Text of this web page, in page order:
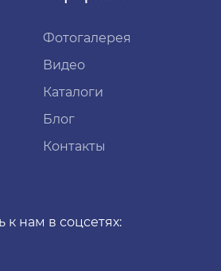
Фотогалерея
Видео
Каталоги
Блог
Контакты
к нам в соцсетях: